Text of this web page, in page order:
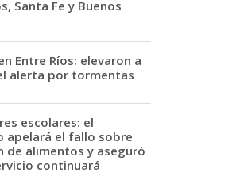
Santa Fe y Buenos
Entre Ríos: elevaron a
alerta por tormentas
escolares: el
apelará el fallo sobre
de alimentos y aseguró
continuará